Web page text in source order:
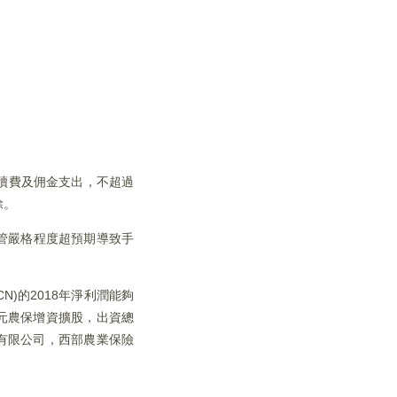
費及佣金支出，不超過
嚴格程度超預期導致手
的2018年淨利潤能夠
農保增資擴股，出資總
限公司，西部農業保險